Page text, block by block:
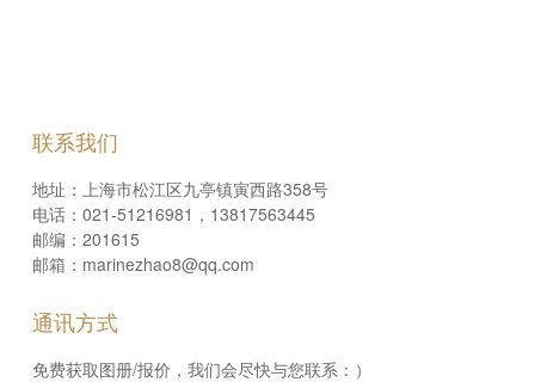
联系我们
地址：上海市松江区九亭镇寅西路358号
电话：021-51216981，13817563445
邮编：201615
邮箱：marinezhao8@qq.com
通讯方式
免费获取图册/报价，我们会尽快与您联系：）